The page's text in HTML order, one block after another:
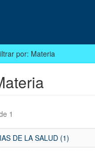
por: Materia
1
DE LA SALUD (1)